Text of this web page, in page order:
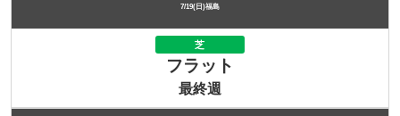
7/19(日)福島
芝
フラット
最終週